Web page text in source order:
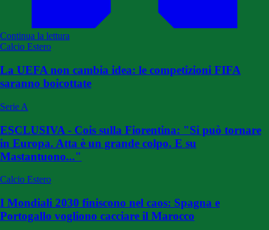
Continua la lettura
Calcio Estero
La UEFA non cambia idea: le competizioni FIFA
saranno boicottate
Serie A
ESCLUSIVA - Cois sulla Fiorentina: "Si può tornare
in Europa. Atta è un grande colpo. E su
Mastantuono..."
Calcio Estero
I Mondiali 2030 finiscono nel caos: Spagna e
Portogallo vogliono cacciare il Marocco